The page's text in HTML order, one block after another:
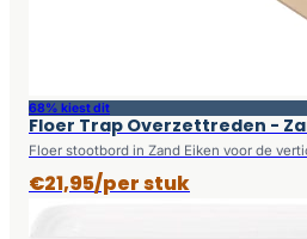
68% kiest dit
Floer Trap Overzettreden -
Floer stootbord in Zand Eiken voor de
€21,95/per stuk